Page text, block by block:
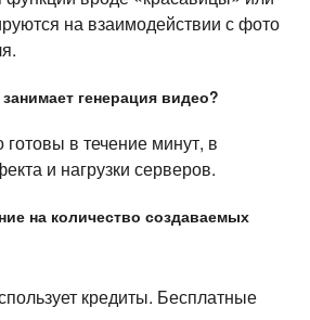
на взаимодействии с фото
генерация видео?
в течение минут, в
и нагрузки серверов.
на количество создаваемых
кредиты. Бесплатные